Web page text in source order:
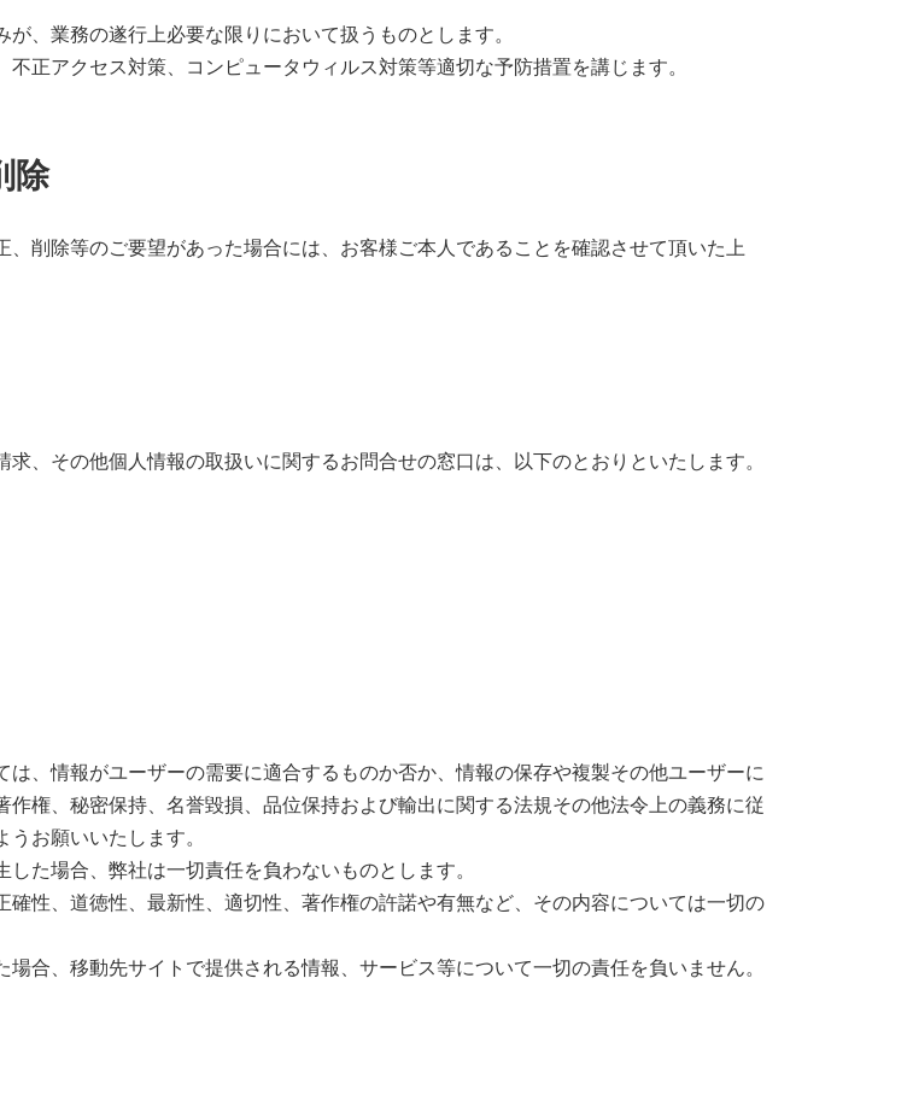
、業務の遂行上必要な限りにおいて扱うものとします。
正アクセス対策、コンピュータウィルス対策等適切な予防措置を講じます。
除
削除等のご要望があった場合には、お客様ご本人であることを確認させて頂いた上
、その他個人情報の取扱いに関するお問合せの窓口は、以下のとおりといたします。
、情報がユーザーの需要に適合するものか否か、情報の保存や複製その他ユーザーに
権、秘密保持、名誉毀損、品位保持および輸出に関する法規その他法令上の義務に従
お願いいたします。
た場合、弊社は一切責任を負わないものとします。
性、道徳性、最新性、適切性、著作権の許諾や有無など、その内容については一切の
合、移動先サイトで提供される情報、サービス等について一切の責任を負いません。